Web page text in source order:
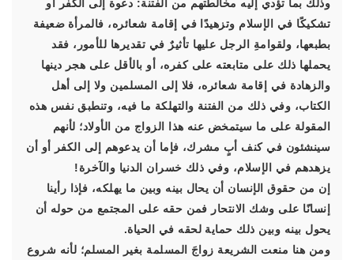
وذلك بما تؤدي إليه مخالطتهم من الفتنة: دعوة إلى الكفر أو
تشكيكًا في الإسلام وتزهيدًا في إقامة شعائره، فالمرأة ضعيفة
بطبعها، ولقوامةِ الرجل عليها تأثيرٌ في تقديرها للأمور، فقد
يحملها ذلك على متابعته على كفره، أو بالأقل على هجر دينها
والزهادة في إقامة شعائره، فلا إلى المسلمين ولا إلى أهل
الكتاب، وفي ذلك من الفتنة والتهلكة ما فيه، وتنطبق نفس هذه
المقولة على ما سيتمخض عنه هذا الزواج من الأولاد؛ لأنهم
سينشئون في كنف أبٍ مشرك، فإما أن يدعوهم إلى الكفر أو أن
يزهدهم في الإسلام، وفي ذلك خسران الدنيا والآخرة!
إن من حقوق الإنسان أن يحال بينه وبين ما يهلكه، فإذا رأينا
إنسانًا على وشك الانتحار فمن حقه على المجتمع من حوله أن
يحول بينه وبين ذلك حماية لحقه في الحياة.
ومن هنا منعت الشريعة زواجَ المسلمة بغير المسلم؛ لأنه شروع